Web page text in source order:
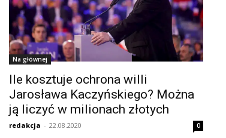
Na głównej
Ile kosztuje ochrona willi
Jarosława Kaczyńskiego? Można
ją liczyć w milionach złotych
redakcja - 22.08.2020 0